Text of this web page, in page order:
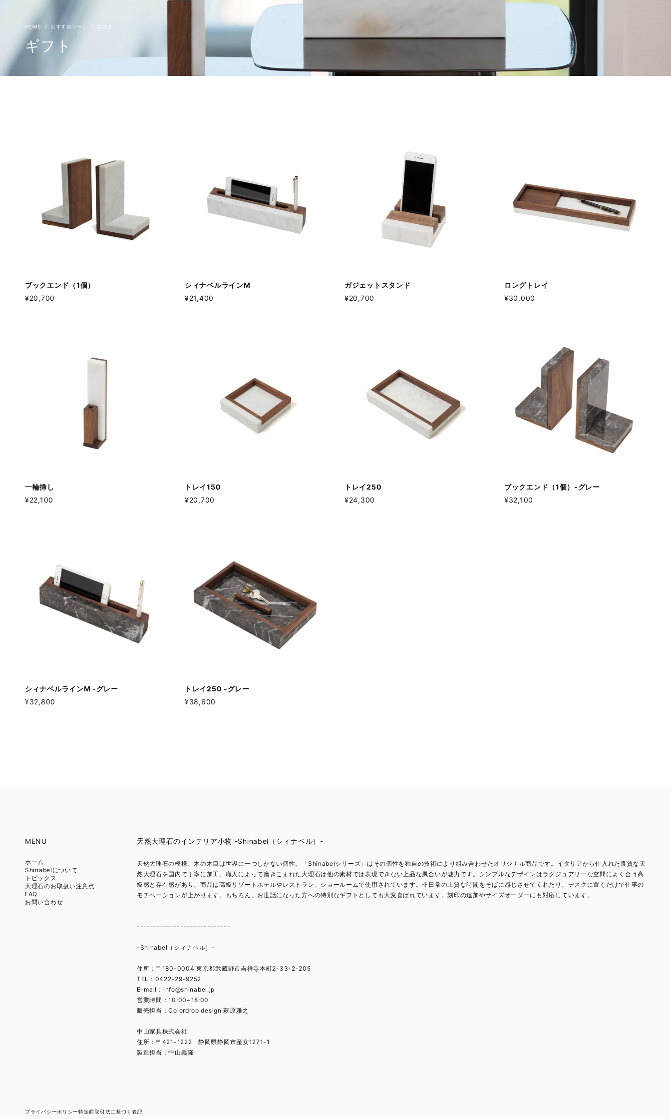
おすすめシーン ギフト
ギフト
ブックエンド（1個）
¥20,700
シィナベルラインM
¥21,400
ガジェットスタンド
¥20,700
ロングトレイ
¥30,000
一輪挿し
¥22,100
トレイ150
¥20,700
トレイ250
¥24,300
ブックエンド（1個）-グレー
¥32,100
シィナベルラインM -グレー
¥32,800
トレイ250 -グレー
¥38,600
天然大理石のインテリア小物 -Shinabel（シィナベル）-
天然大理石の模様、木の木目は世界に一つしかない個性。「Shinabelシリーズ」はその個性を独自の技術により組み合わせたオリジナル商品です。イタリアから仕入れた良質な天
然大理石を国内で丁寧に加工。職人によって磨きこまれた大理石は他の素材では表現できない上品な風合いが魅力です。シンプルなデザインはラグジュアリーな空間によく合う高
級感と存在感があり、商品は高級リゾートホテルやレストラン、ショールームで使用されています。非日常の上質な時間をそばに感じさせてくれたり、デスクに置くだけで仕事の
モチベーションが上がります。もちろん、お世話になった方への特別なギフトとしても大変喜ばれています。刻印の追加やサイズオーダーにも対応しています。
----------------------------
-Shinabel（シィナベル）-
住所：〒180-0004 東京都武蔵野市吉祥寺本町2-33-2-205
TEL：0422-29-9252
E-mail： info@shinabel.jp
営業時間：10:00~18:00
販売担当：Colordrop design 萩原雅之
中山家具株式会社
住所：〒421-1222 静岡県静岡市産女1271-1
製造担当：中山義隆
MENU
ホーム
Shinabelについて
トピックス
大理石のお取扱い注意点
FAQ
お問い合わせ
プライバシーポリシー特定商取引法に基づく表記